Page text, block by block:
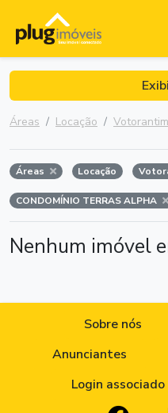
Áreas Locação Votorantim
Áreas Locação
CONDOMÍNIO TERRAS ALPHA
Nenhum imóvel
Sobre nós
Anunciantes
Login associado